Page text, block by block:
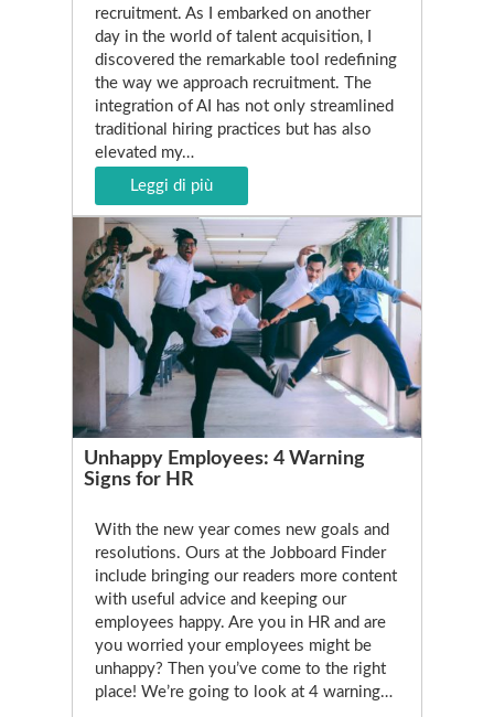
recruitment. As I embarked on another
day in the world of talent acquisition, I
discovered the remarkable tool redefining
the way we approach recruitment. The
integration of AI has not only streamlined
traditional hiring practices but has also
elevated my…
Leggi di più
Unhappy Employees: 4 Warning
Signs for HR
With the new year comes new goals and
resolutions. Ours at the Jobboard Finder
include bringing our readers more content
with useful advice and keeping our
employees happy. Are you in HR and are
you worried your employees might be
unhappy? Then you’ve come to the right
place! We’re going to look at 4 warning…